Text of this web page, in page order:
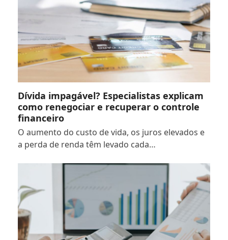
Dívida impagável? Especialistas explicam
como renegociar e recuperar o controle
financeiro
O aumento do custo de vida, os juros elevados e
a perda de renda têm levado cada…